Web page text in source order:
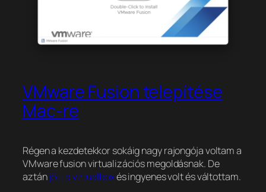
VMware Fusion telepítése
Mac-re
Régen a kezdetekkor sokáig nagy rajongója voltam a
VMware fusion virtualizációs megoldásnak. De
aztánjött a virtualboxés ingyenes volt és váltottam.